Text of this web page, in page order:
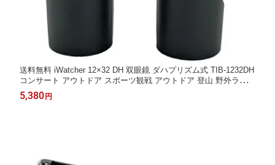
送料無料 iWatcher 12×32 DH 双眼鏡 ダハプリズム式 TIB-1232DH
コンサート アウトドア スポーツ観戦 アウトドア 登山 野外ライブ
推し活の本気を応援する
5,380円